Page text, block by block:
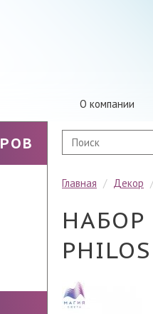
О компании
Главная / Декор
НАБОР